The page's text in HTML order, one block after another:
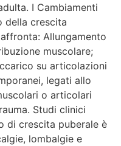
I Cambiamenti
della crescita
Allungamento
muscolare;
su articolazioni
legati allo
o articolari
Studi clinici
di crescita puberale è
lombalgie e